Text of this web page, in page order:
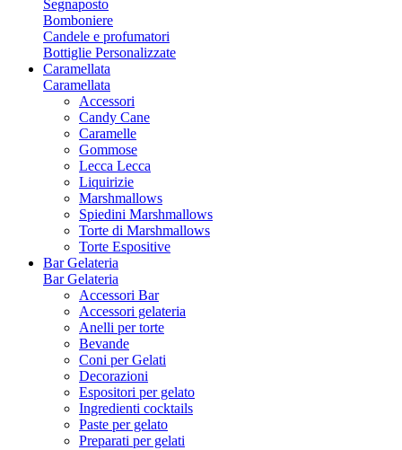
Segnaposto
Bomboniere
Candele e profumatori
Bottiglie Personalizzate
Caramellata
Caramellata
Accessori
Candy Cane
Caramelle
Gommose
Lecca Lecca
Liquirizie
Marshmallows
Spiedini Marshmallows
Torte di Marshmallows
Torte Espositive
Bar Gelateria
Bar Gelateria
Accessori Bar
Accessori gelateria
Anelli per torte
Bevande
Coni per Gelati
Decorazioni
Espositori per gelato
Ingredienti cocktails
Paste per gelato
Preparati per gelati